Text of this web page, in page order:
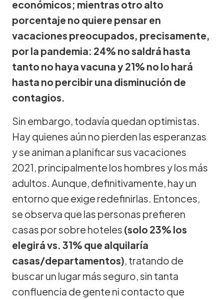
económicos; mientras otro alto
porcentaje no quiere pensar en
vacaciones preocupados, precisamente,
por la pandemia: 24% no saldrá hasta
tanto no haya vacuna y 21% no lo hará
hasta no percibir una disminución de
contagios.
Sin embargo, todavía quedan optimistas.
Hay quienes aún no pierden las esperanzas
y se animan a planificar sus vacaciones
2021, principalmente los hombres y los más
adultos. Aunque, definitivamente, hay un
entorno que exige redefinirlas. Entonces,
se observa que las personas prefieren
casas por sobre hoteles (solo 23% los
elegirá vs. 31% que alquilaría
casas/departamentos), tratando de
buscar un lugar más seguro, sin tanta
confluencia de gente ni contacto que